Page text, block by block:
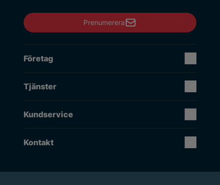
Prenumerera
Företag
Tjänster
Kundservice
Kontakt